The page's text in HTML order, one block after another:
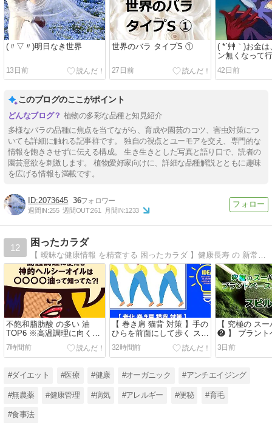
(〃▽〃)明日なき世界
13日前
世界のバラ タイプS ①
27日前
( *´艸｀)お金
ン無くなって
42日前
このブログのここがポイント
植物の多彩な品種と知見紹介
多様なバラの品種に焦点を当てながら、育成や園芸のコツ、害虫対策につ
いても詳細に触れる記事群です。 独自の視点とユーモアを交え、専門的な
情報を飽きさせずに伝える構成。 生き生きとした写真と語り口で、読者の
園芸意欲を刺激します。 植物愛好家向けに、詳細な品種解説とともに趣味
を広げる情報も満載です。
2073645 36
週間IN:255 週間OUT:261 月間IN:1233
12
困ったカラダ
【 曖昧な健康情報 を精査する 困ったカラダ 】健康長寿 の 新常識 や ニュースを医学的に正確な情報を基に 検証・調査し紹介する貴方の" 困ったカラダ "を解決するヘルスコンシャスな情報サイトです。
不飽和脂肪酸 の多い 油
TOP6 ※高温調理に向く油
ベスト3
7時間前
【 巻き肩 猫背 対策 】手の
ひらを前面にして歩く スワ
イショウ 手のひら ウォー
キング
32時間前
【 究極の ス
❷ 】 プラント
ールフード :
3日前
#ダイエット #医療 #健康 #オーガニック #アンチエイジング
#無農薬 #健康管理 #病気 #アレルギー #便秘 #育毛
#食事法